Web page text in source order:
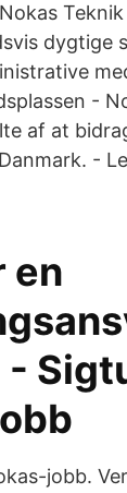
dygtige
-
af at
-
en
jobb.